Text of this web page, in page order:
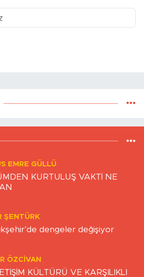
EMRE GÜLLÜ
KURTULUŞ VAKTİ NE
ŞENTÜRK
dengeler değişiyor
ÖZCIVAN
KÜLTÜRÜ VE KARŞILIKLI